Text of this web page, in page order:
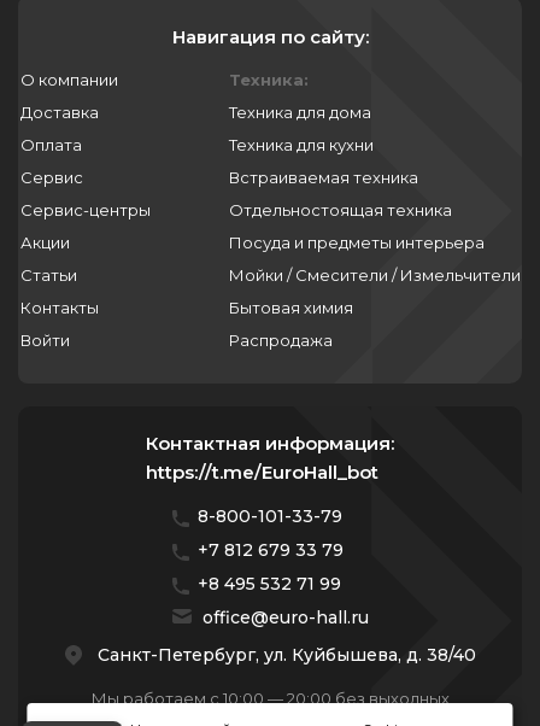
Навигация по сайту:
О компании
Доставка
Оплата
Сервис
Сервис-центры
Акции
Статьи
Контакты
Войти
Техника:
Техника для дома
Техника для кухни
Встраиваемая техника
Отдельностоящая техника
Посуда и предметы интерьера
Мойки / Смесители / Измельчители
Бытовая химия
Распродажа
Контактная информация:
https://t.me/EuroHall_bot
8-800-101-33-79
+7 812 679 33 79
+8 495 532 71 99
office@euro-hall.ru
Санкт-Петербург, ул. Куйбышева, д. 38/40
Мы работаем с 10:00 — 20:00 без выходных